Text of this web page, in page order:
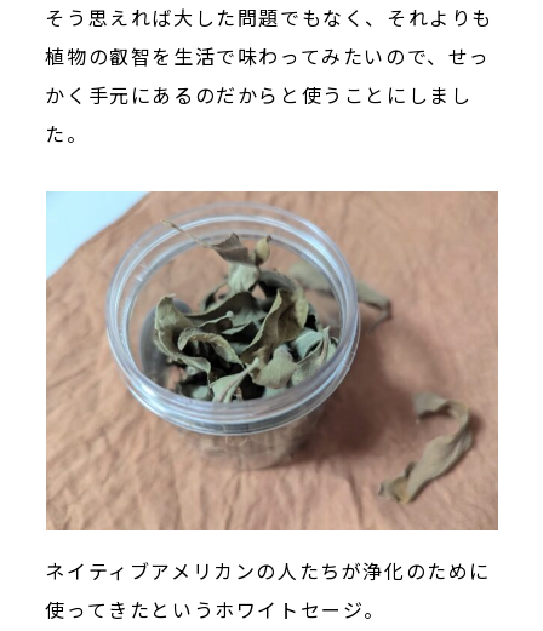
そう思えれば大した問題でもなく、それよりも
植物の叡智を生活で味わってみたいので、せっ
かく手元にあるのだからと使うことにしまし
た。
ネイティブアメリカンの人たちが浄化のために
使ってきたというホワイトセージ。